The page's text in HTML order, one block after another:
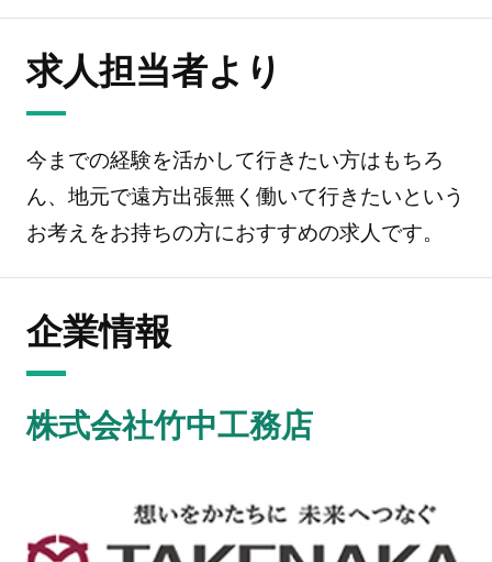
求人担当者より
今までの経験を活かして行きたい方はもちろ
ん、地元で遠方出張無く働いて行きたいという
お考えをお持ちの方におすすめの求人です。
企業情報
株式会社竹中工務店